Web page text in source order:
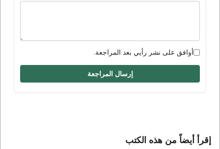
أوافق على نشر رأيي بعد المراجعة.
إرسال المراجعة
إقرأ أيضاً من هذه الكتب